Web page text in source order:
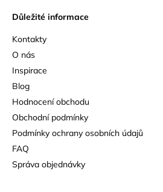
Důležité informace
Kontakty
O nás
Inspirace
Blog
Hodnocení obchodu
Obchodní podmínky
Podmínky ochrany osobních údajů
FAQ
Správa objednávky